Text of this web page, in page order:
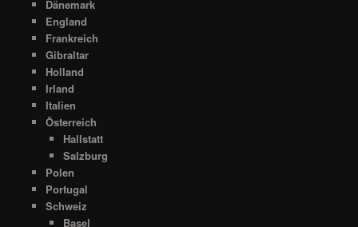
Dänemark
England
Frankreich
Gibraltar
Holland
Irland
Italien
Österreich
Hallstatt
Salzburg
Polen
Portugal
Schweiz
Basel